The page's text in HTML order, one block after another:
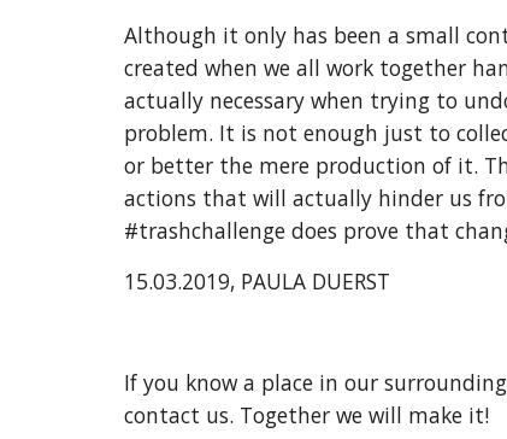
Although it only has been a small
created when we all work together
actually necessary when trying to
problem. It is not enough just to
or better the mere production of it.
actions that will actually hinder us
#trashchallenge does prove that
15.03.2019, PAULA DUERST
If you know a place in our
contact us. Together we will make it!